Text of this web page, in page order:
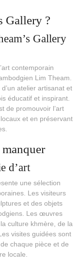
Gallery ?
Gallery
contemporain
Lim Theam.
d’un atelier artisanat et
éducatif et inspirant.
de promouvoir l’art
et en préservant
d’art
une sélection
Les visiteurs
et des objets
Les œuvres
culture khmère, de la
visites guidées sont
chaque pièce et de
locale.